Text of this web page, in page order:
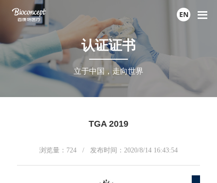
EN
认证证书
立于中国，走向世界
TGA 2019
浏览量： 724 / 发布时间：2020/8/14 16:43:54